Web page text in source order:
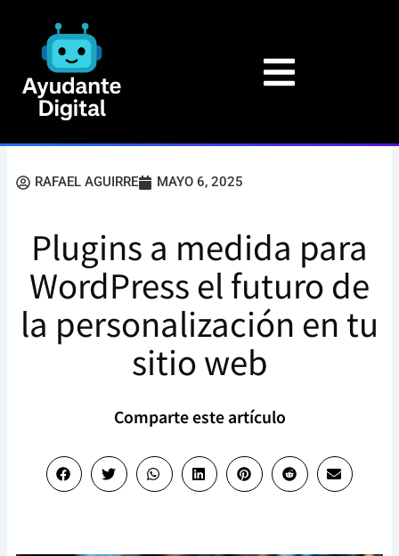
contenido
RAFAEL AGUIRRE MAYO 6, 2025
Plugins a medida para
WordPress el futuro de
la personalización en tu
sitio web
Comparte este artículo